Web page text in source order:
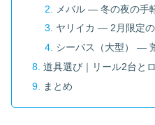
メバル ― 冬の夜の手
ヤリイカ ― 2月限定の
シーバス（大型） ―
道具選び｜リール2台と
まとめ